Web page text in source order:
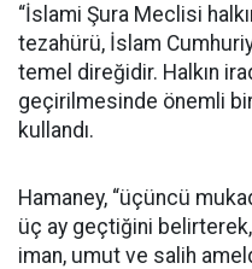
“İslami Şura Meclisi
tezahürü, İslam
temel direğidir. Halkın
geçirilmesinde önemli
kullandı.
Hamaney, “üçüncü
üç ay geçtiğini
iman, umut ve salih